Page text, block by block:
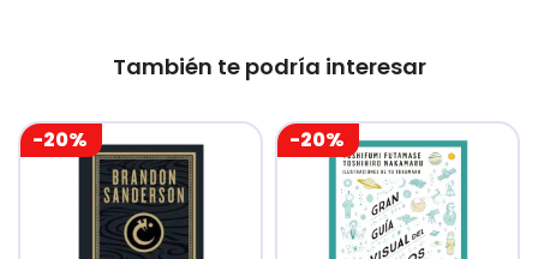
También te podría interesar
-20% -20%